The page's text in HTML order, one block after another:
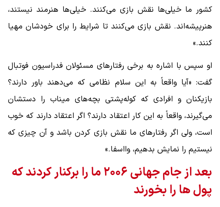
کشور ما خیلی‌ها نقش بازی می‌کنند. خیلی‌ها هنرمند نیستند،
هنرپیشه‌اند. نقش بازی می‌کنند تا شرایط را برای خودشان مهیا
کنند.»
او سپس با اشاره به برخی رفتارهای مسئولان فدراسیون فوتبال
گفت: «آیا واقعاً به این سلام نظامی که می‌دهند باور دارند؟
بازیکنان و افرادی که کوله‌پشتی بچه‌های میناب را دستشان
می‌گیرند، واقعاً به این کار اعتقاد دارند؟ اگر اعتقاد دارند که خوب
است، ولی اگر رفتارهای ما نقش بازی کردن باشد و آن چیزی که
نیستیم را نمایش بدهیم، وااسفا.»
بعد از جام جهانی ۲۰۰۶ ما را برکنار کردند که
پول ها را بخورند